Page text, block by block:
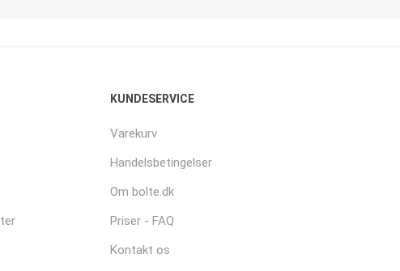
KUNDESERVICE
Varekurv
Handelsbetingelser
Om bolte.dk
Priser - FAQ
Kontakt os